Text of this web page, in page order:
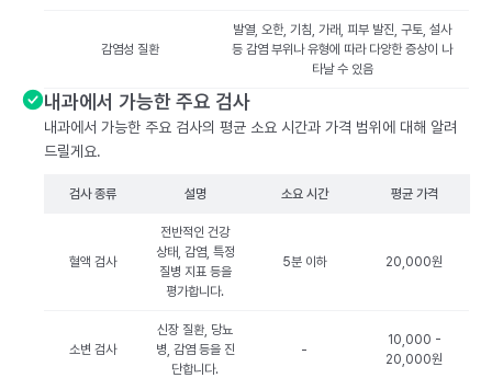
감염성 질환
발열, 오한, 기침, 가래, 피부 발진, 구토, 설사
등 감염 부위나 유형에 따라 다양한 증상이 나
타날 수 있음
내과에서 가능한 주요 검사
내과에서 가능한 주요 검사의 평균 소요 시간과 가격 범위에 대해 알려
드릴게요.
검사 종류 설명 소요 시간 평균 가격
혈액 검사
전반적인 건강
상태, 감염, 특정
질병 지표 등을
평가합니다.
5분 이하 20,000원
소변 검사
신장 질환, 당뇨
병, 감염 등을 진
단합니다.
-
10,000 -
20,000원